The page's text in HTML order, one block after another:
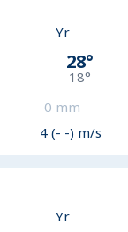
Yr
28°
18°
0 mm
4 (- -) m/s
Yr